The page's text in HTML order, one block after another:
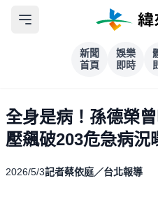
新聞
首頁
娛樂
即時
全身是病！孫德榮
壓飆破203危急病況
2026/5/3記者蔡依庭／台北報導